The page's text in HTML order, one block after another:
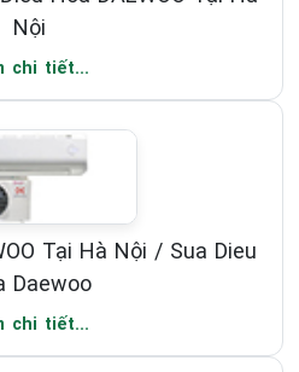
Nội
chi tiết...
Tại Hà Nội / Sua Dieu
Daewoo
chi tiết...